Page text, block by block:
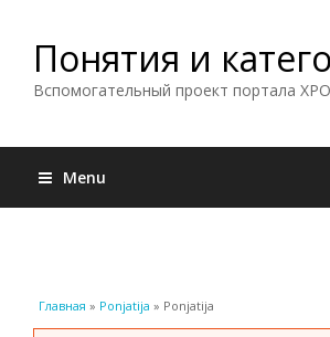
Понятия и
Вспомогательный проект портала
Menu
Вы здесь
Главная » Ponjatija » Ponjatija